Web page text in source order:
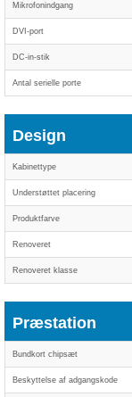
Mikrofonindgang
DVI-port
DC-in-stik
Antal serielle porte
Design
Kabinettype
Understøttet placering
Produktfarve
Renoveret
Renoveret klasse
Præstation
Bundkort chipsæt
Beskyttelse af adgangskode